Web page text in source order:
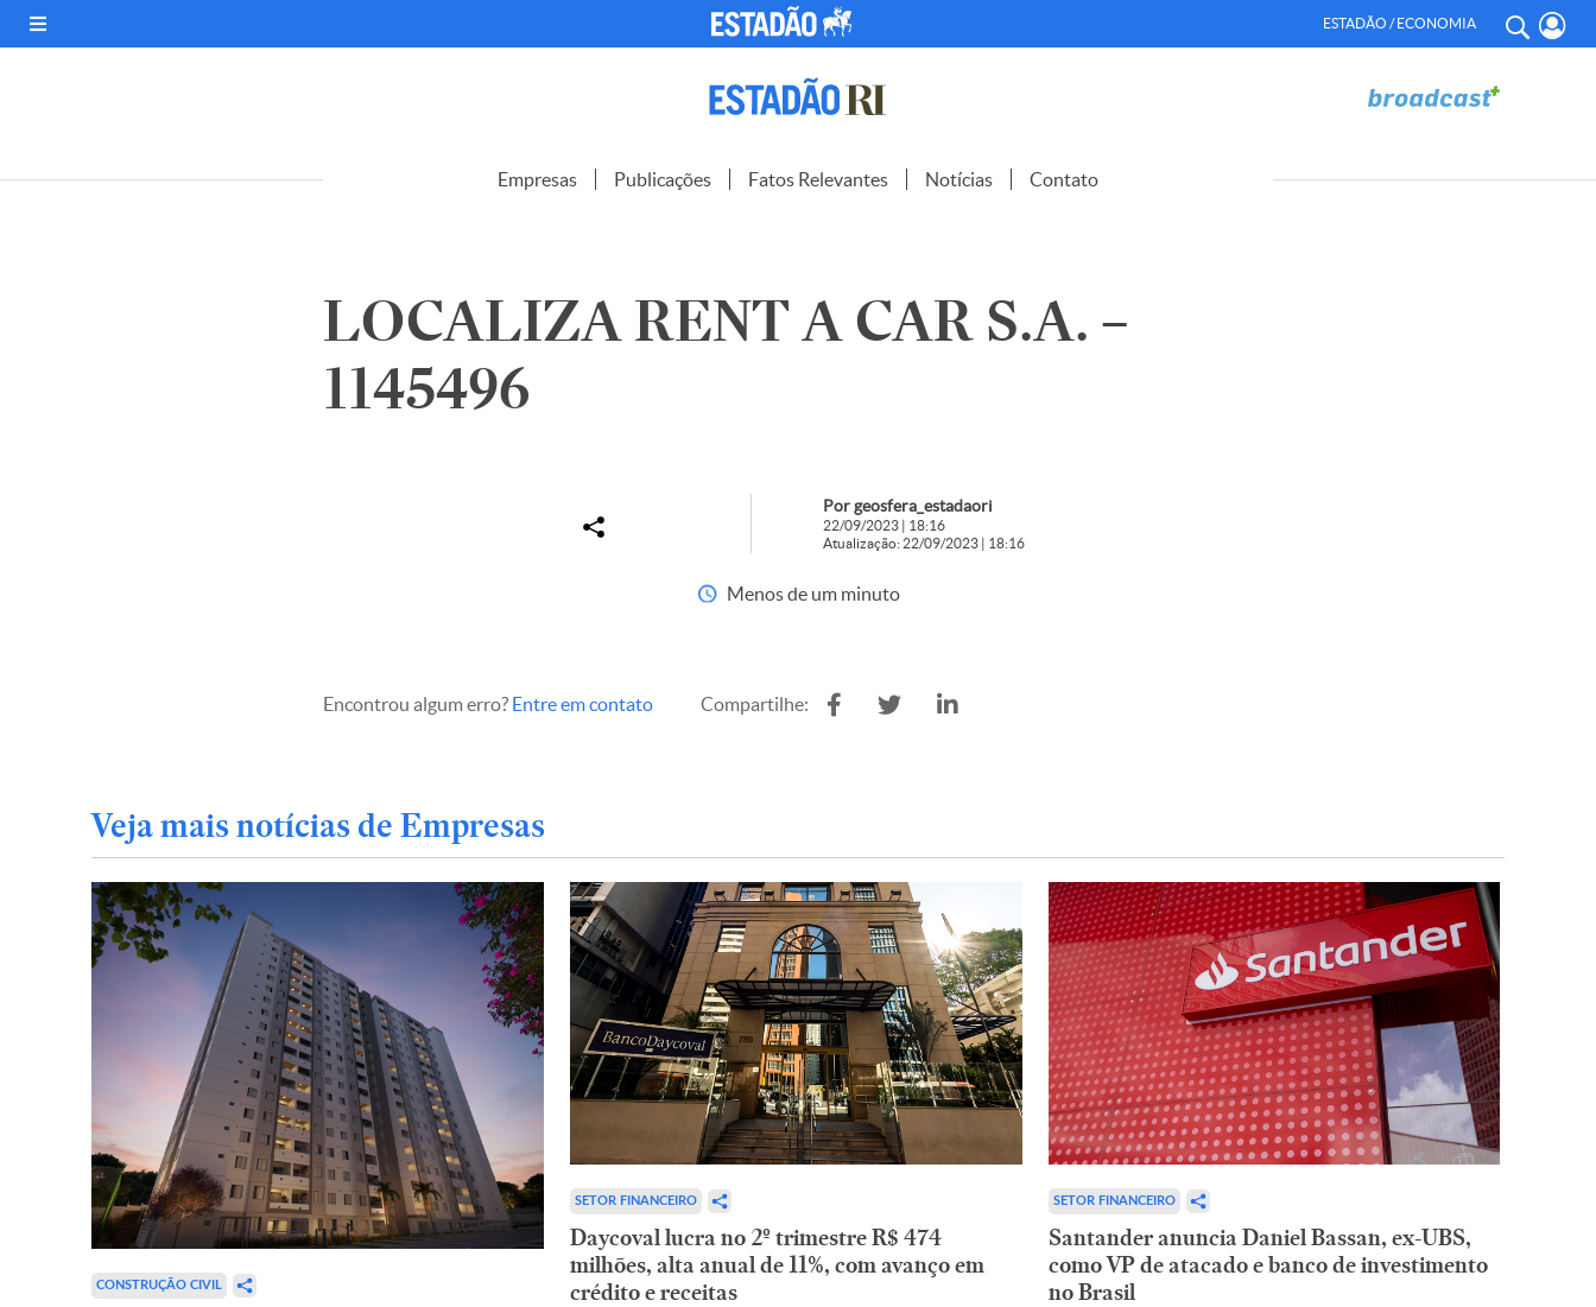
ESTADÃO / ECONOMIA
Empresas Publicações Fatos Relevantes Notícias Contato
LOCALIZA RENT A CAR S.A. –
1145496
Por geosfera_estadaori
22/09/2023 | 18:16
Atualização: 22/09/2023 | 18:16
Menos de um minuto
Encontrou algum erro? Entre em contato Compartilhe:
Veja mais notícias de Empresas
CONSTRUÇÃO CIVIL
SETOR FINANCEIRO
Daycoval lucra no 2º trimestre R$ 474
milhões, alta anual de 11%, com avanço em
crédito e receitas
SETOR FINANCEIRO
Santander anuncia Daniel Bassan, ex-UBS,
como VP de atacado e banco de investimento
no Brasil